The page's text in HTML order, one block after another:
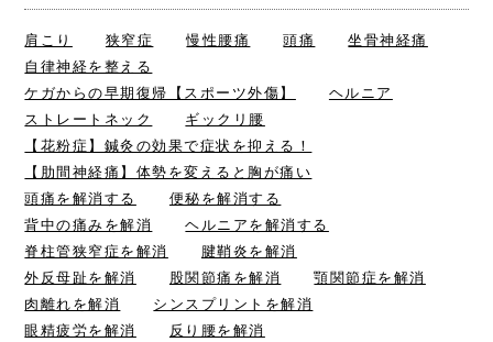
肩こり 狭窄症 慢性腰痛 頭痛
坐骨神経痛
自律神経を整える
ケガからの早期復帰【スポーツ外傷】
ヘルニア
ストレートネック
ギックリ腰
【花粉症】鍼灸の効果で症状を抑える！
【肋間神経痛】体勢を変えると胸が痛い
頭痛を解消する
便秘を解消する
背中の痛みを解消
ヘルニアを解消する
脊柱管狭窄症を解消
腱鞘炎を解消
外反母趾を解消
股関節痛を解消
顎関節症を解消
肉離れを解消
シンスプリントを解消
眼精疲労を解消
反り腰を解消